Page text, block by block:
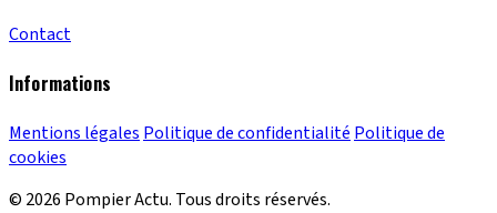
Contact
Informations
Mentions légales Politique de confidentialité Politique de
cookies
© 2026 Pompier Actu. Tous droits réservés.